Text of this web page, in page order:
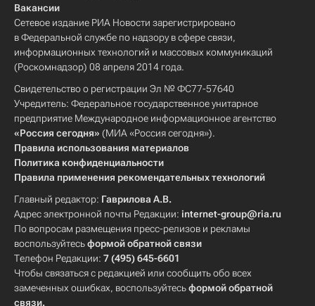
Вакансии
Сетевое издание РИА Новости зарегистрировано
в Федеральной службе по надзору в сфере связи,
информационных технологий и массовых коммуникаций
(Роскомнадзор) 08 апреля 2014 года.
Свидетельство о регистрации Эл № ФС77-57640
Учредитель: Федеральное государственное унитарное
предприятие Международное информационное агентство
«Россия сегодня» (МИА «Россия сегодня»).
Правила использования материалов
Политика конфиденциальности
Правила применения рекомендательных технологий
Главный редактор: Гаврилова А.В.
Адрес электронной почты Редакции: internet-group@ria.ru
По вопросам размещения пресс-релизов и рекламы
воспользуйтесьформой обратной связи
Телефон Редакции: 7 (495) 645-6601
Чтобы связаться с редакцией или сообщить обо всех
замеченных ошибках, воспользуйтесьформой обратной
связи.